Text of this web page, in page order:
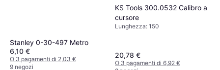
Stanley 0-30-497 Metro
6,10 €
O 3 pagamenti di 2,03 €
9 negozi
KS Tools 300.0532 Calibro a
cursore
Lunghezza: 150
20,78 €
O 3 pagamenti di 6,92 €